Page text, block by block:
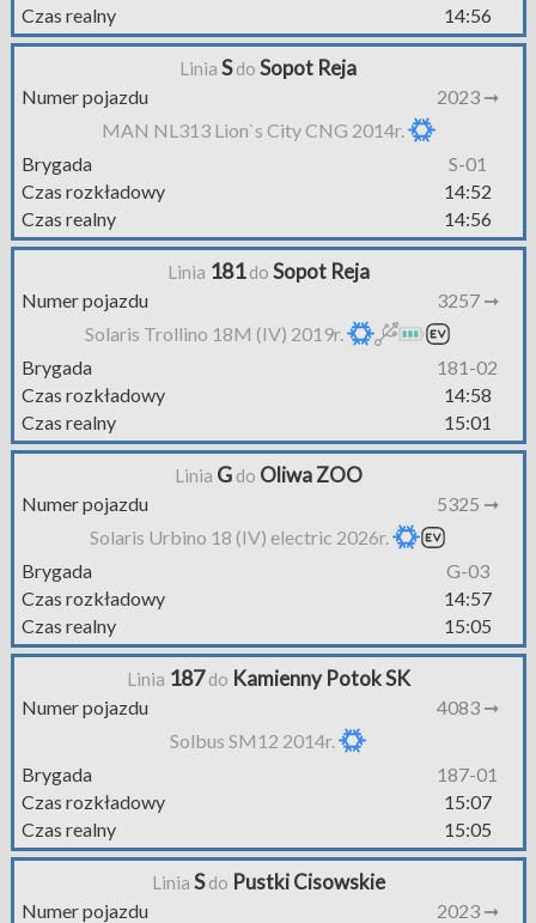
Czas realny
14:56
Linia Sdo Sopot Reja
Numer pojazdu
2023 ➞
MAN NL313 Lion`s City CNG 2014r.
Brygada
S-01
Czas rozkładowy
14:52
Czas realny
14:56
Linia 181do Sopot Reja
Numer pojazdu
3257 ➞
Solaris Trollino 18M (IV) 2019r.
Brygada
181-02
Czas rozkładowy
14:58
Czas realny
15:01
Linia Gdo Oliwa ZOO
Numer pojazdu
5325 ➞
Solaris Urbino 18 (IV) electric 2026r.
Brygada
G-03
Czas rozkładowy
14:57
Czas realny
15:05
Linia 187do Kamienny Potok SK
Numer pojazdu
4083 ➞
Solbus SM12 2014r.
Brygada
187-01
Czas rozkładowy
15:07
Czas realny
15:05
Linia Sdo Pustki Cisowskie
Numer pojazdu
2023 ➞